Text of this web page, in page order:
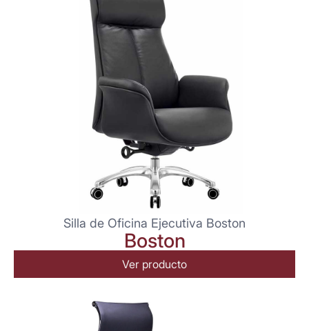
Silla de Oficina Ejecutiva Boston
Boston
Ver producto